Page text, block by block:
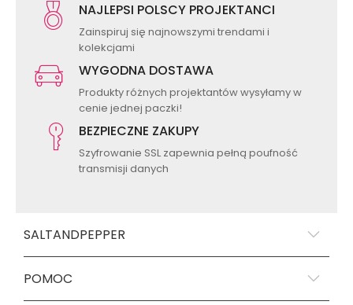
NAJLEPSI POLSCY PROJEKTANCI
Zainspiruj się najnowszymi trendami i
kolekcjami
WYGODNA DOSTAWA
Produkty różnych projektantów wysyłamy w
cenie jednej paczki!
BEZPIECZNE ZAKUPY
Szyfrowanie SSL zapewnia pełną poufność
transmisji danych
SALTANDPEPPER
POMOC